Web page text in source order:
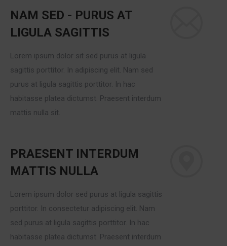
NAM SED - PURUS AT
LIGULA SAGITTIS
Lorem ipsum dolor sit sed purus at ligula
sagittis porttitor. In adipiscing elit. Nam sed
purus at ligula sagittis porttitor. In hac
habitasse platea dictumst. Praesent interdum
mattis nulla sit.
PRAESENT INTERDUM
MATTIS NULLA
Lorem ipsum dolor sed purus at ligula sagittis
porttitor. In consectetur adipiscing elit. Nam
sed purus at ligula sagittis porttitor. In hac
habitasse platea dictumst. Praesent interdum